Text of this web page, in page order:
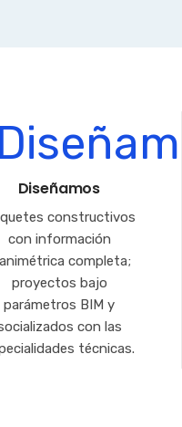
Diseñamos
constructivos
con información
completa;
proyectos bajo
parámetros BIM y
con las
técnicas.